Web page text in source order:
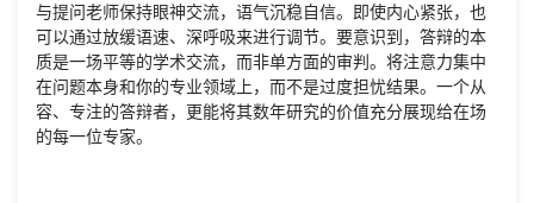
与提问老师保持眼神交流，语气沉稳自信。即使内心紧张，也
可以通过放缓语速、深呼吸来进行调节。要意识到，答辩的本
质是一场平等的学术交流，而非单方面的审判。将注意力集中
在问题本身和你的专业领域上，而不是过度担忧结果。一个从
容、专注的答辩者，更能将其数年研究的价值充分展现给在场
的每一位专家。